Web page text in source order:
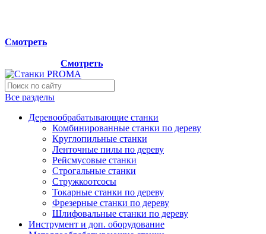
Смотреть
Смотреть
Все разделы
Деревообрабатывающие станки
Комбинированные станки по дереву
Круглопильные станки
Ленточные пилы по дереву
Рейсмусовые станки
Строгальные станки
Стружкоотсосы
Токарные станки по дереву
Фрезерные станки по дереву
Шлифовальные станки по дереву
Инструмент и доп. оборудование